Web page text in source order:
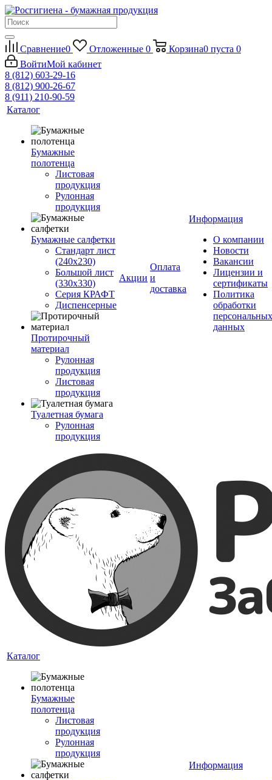
Сравнение0 Отложенные 0 Корзина0 пуста 0
ВойтиМой кабинет
8 (812) 603-29-16
8 (812) 900-26-67
8 (911) 210-90-59
Каталог
Бумажные
полотенца
Листовая
продукция
Рулонная
продукция
Бумажные салфетки
Стандарт лист
(240х230)
Большой лист
(330х330)
Серия КРАФТ
Диспенсерные
Протирочный
материал
Рулонная
продукция
Листовая
продукция
Туалетная бумага
Рулонная
продукция
Акции
Оплата
и
доставка
Информация
О компании
Новости
Вакансии
Лицензии и
сертификаты
Политика
обработки
персональных
данных
Каталог
Бумажные
полотенца
Листовая
продукция
Рулонная
продукция
Информация